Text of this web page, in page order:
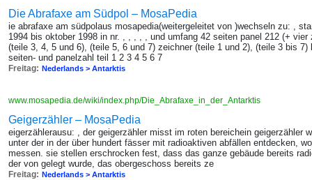
Die Abrafaxe am Südpol – MosaPedia
ie abrafaxe am südpolaus mosapedia(weitergeleitet von )wechseln zu: ,
1994 bis oktober 1998 in nr. , , , , , und umfang 42 seiten panel 212 (+
(teile 3, 4, 5 und 6), (teile 5, 6 und 7) zeichner (teile 1 und 2), (teile 3 bis
seiten- und panelzahl teil 1 2 3 4 5 6 7
Freitag: Nederlands > Antarktis
www.mosapedia.de/wiki/index.php/Die_Abrafaxe_in_der_Antarktis
Geigerzähler – MosaPedia
eigerzählerausu: , der geigerzähler misst im roten bereichein geigerzähler
unter der in der über hundert fässer mit radioaktiven abfällen entdecken,
messen. sie stellen erschrocken fest, dass das ganze gebäude bereits
der von gelegt wurde, das obergeschoss bereits ze
Freitag: Nederlands > Antarktis